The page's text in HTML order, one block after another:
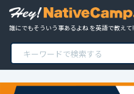
誰にでもそういう事あるよね を英語で教えて!